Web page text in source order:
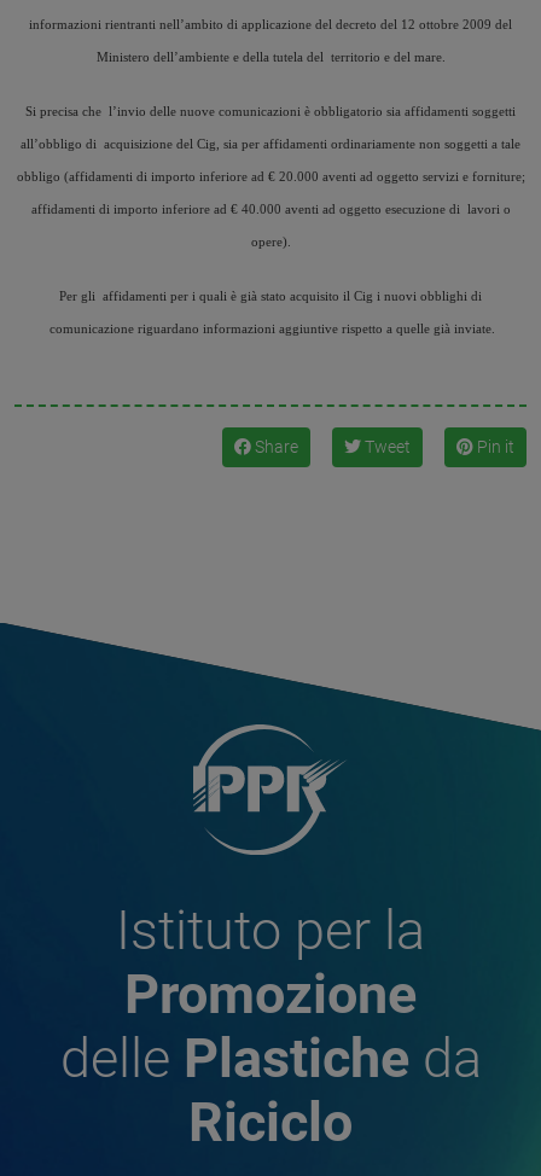
informazioni rientranti nell’ambito di applicazione del decreto del 12 ottobre 2009 del
Ministero dell’ambiente e della tutela del territorio e del mare.
Si precisa che l’invio delle nuove comunicazioni è obbligatorio sia affidamenti soggetti
all’obbligo di acquisizione del Cig, sia per affidamenti ordinariamente non soggetti a tale
obbligo (affidamenti di importo inferiore ad € 20.000 aventi ad oggetto servizi e forniture;
affidamenti di importo inferiore ad € 40.000 aventi ad oggetto esecuzione di lavori o
opere).
Per gli affidamenti per i quali è già stato acquisito il Cig i nuovi obblighi di
comunicazione riguardano informazioni aggiuntive rispetto a quelle già inviate.
Share Tweet Pin it
Istituto per la
Promozione
delle Plastiche da
Riciclo